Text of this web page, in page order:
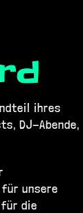
ihres
DJ-Abende,
unsere
die